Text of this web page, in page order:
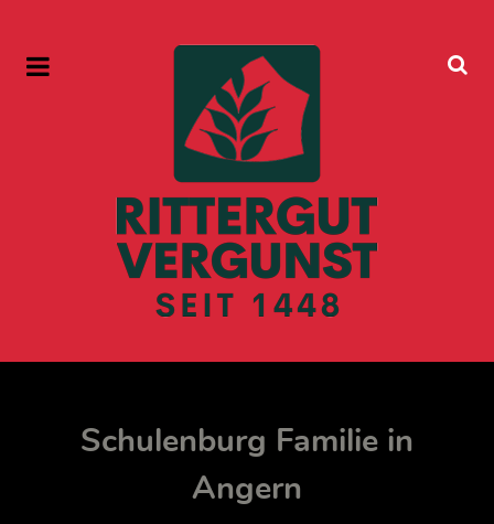
Schulenburg Familie in
Angern